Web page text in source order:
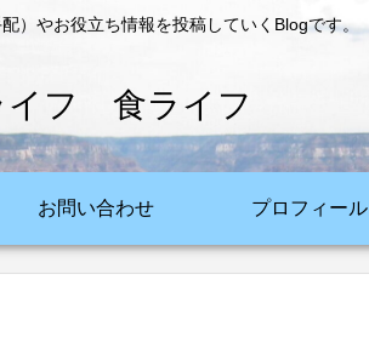
）やお役立ち情報を投稿していくBlogです。
イフ 食ライフ
お問い合わせ プロフィール